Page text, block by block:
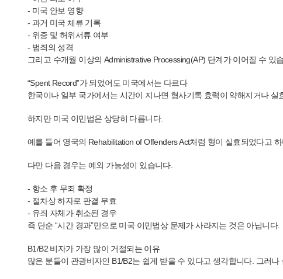
- 미국 안보 영향
- 과거 미국 체류 기록
- 위증 및 허위서류 여부
- 범죄의 성격
그리고 수개월 이상의 Administrative Processing(AP) 단계가 이어질 수 있
“Spent Record”가 되었어도 미국에서는 다르다
한국이나 일부 국가에서는 시간이 지나면 형사기록 효력이 약해지거나 실
하지만 미국 이민법은 상당히 다릅니다.
예를 들어 영국의 Rehabilitation of Offenders Act처럼 형이 실효되었다고
다만 다음 경우는 예외 가능성이 있습니다.
- 항소 후 무죄 확정
- 절차상 하자로 판결 무효
- 유죄 자체가 취소된 경우
즉 단순 “시간 경과”만으로 미국 이민법상 문제가 사라지는 것은 아닙니다.
B1/B2 비자가 가장 많이 거절되는 이유
많은 분들이 관광비자인 B1/B2는 쉽게 받을 수 있다고 생각합니다. 그러